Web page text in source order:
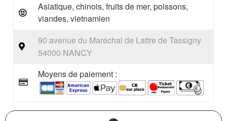
Asiatique, chinois, fruits de mer, poissons,
viandes, vietnamien
90 avenue du Maréchal de Lattre de Tassigny
54000 NANCY
Moyens de paiement :